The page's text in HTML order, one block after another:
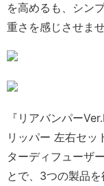
を高めるも、シン
重さを感じさせませ
『リアバンパー
リッパー 左右セッ
ターディフューザ
とで、3つの製品